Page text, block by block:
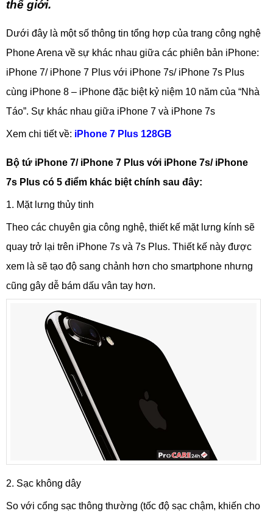
thế giới.
Dưới đây là một số thông tin tổng hợp của trang công nghệ
Phone Arena về sự khác nhau giữa các phiên bản iPhone:
iPhone 7/ iPhone 7 Plus với iPhone 7s/ iPhone 7s Plus
cùng iPhone 8 – iPhone đặc biệt kỷ niệm 10 năm của “Nhà
Táo”. Sự khác nhau giữa iPhone 7 và iPhone 7s
Xem chi tiết về: iPhone 7 Plus 128GB
Bộ tứ iPhone 7/ iPhone 7 Plus với iPhone 7s/ iPhone
7s Plus có 5 điểm khác biệt chính sau đây:
1. Mặt lưng thủy tinh
Theo các chuyên gia công nghệ, thiết kế mặt lưng kính sẽ
quay trở lại trên iPhone 7s và 7s Plus. Thiết kế này được
xem là sẽ tạo độ sang chảnh hơn cho smartphone nhưng
cũng gây dễ bám dấu vân tay hơn.
2. Sạc không dây
So với cổng sạc thông thường (tốc độ sạc chậm, khiến cho